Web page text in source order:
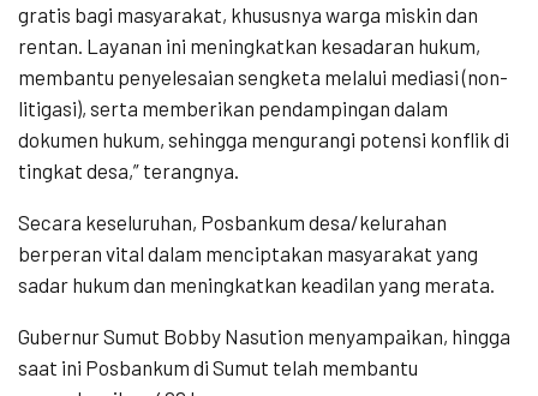
gratis bagi masyarakat, khususnya warga miskin dan
rentan. Layanan ini meningkatkan kesadaran hukum,
membantu penyelesaian sengketa melalui mediasi (non-
litigasi), serta memberikan pendampingan dalam
dokumen hukum, sehingga mengurangi potensi konflik di
tingkat desa,” terangnya.
Secara keseluruhan, Posbankum desa/kelurahan
berperan vital dalam menciptakan masyarakat yang
sadar hukum dan meningkatkan keadilan yang merata.
Gubernur Sumut Bobby Nasution menyampaikan, hingga
saat ini Posbankum di Sumut telah membantu